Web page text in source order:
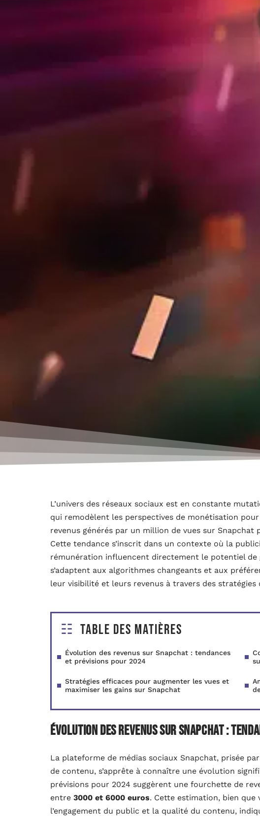
L’univers des réseaux sociaux est en constante
qui remodèlent les perspectives de monétisation
revenus générés par un million de vues sur
Cette tendance s’inscrit dans un contexte où la
rémunération influencent directement le potentiel
s’adaptent aux algorithmes changeants et aux
leur visibilité et leurs revenus à travers des
Table des matières
Évolution des revenus sur Snapchat : tendances
et prévisions pour 2024
Stratégies efficaces pour augmenter les vues et
maximiser les gains sur Snapchat
Évolution des revenus sur Snapchat :
La plateforme de médias sociaux Snapchat, prisée
de contenu, s’apprête à connaître une évolution
prévisions pour 2024 suggèrent une fourchette de
entre 3000 et 6000 euros. Cette estimation, bien
l’engagement du public et la qualité du contenu,